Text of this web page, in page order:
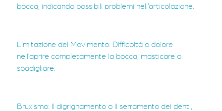
bocca, indicando possibili problemi nell’articolazione.
Limitazione del Movimento: Difficoltà o dolore
nell’aprire completamente la bocca, masticare o
sbadigliare.
Bruxismo: Il digrignamento o il serramento dei denti,